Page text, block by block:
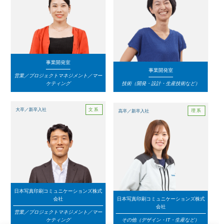
事業開発室
営業／プロジェクトマネジメント／マー
ケティング
事業開発室
技術（開発・設計・生産技術など）
日本写真印刷コミュニケーションズ株式
会社
営業／プロジェクトマネジメント／マー
ケティング
文系
大卒／新卒入社
日本写真印刷コミュニケーションズ株式
会社
その他（デザイン・IT・生産など）
理系
高卒／新卒入社